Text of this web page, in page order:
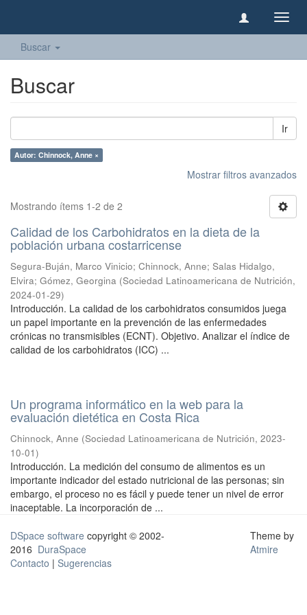
Buscar
Buscar
Ir
Autor: Chinnock, Anne ×
Mostrar filtros avanzados
Mostrando ítems 1-2 de 2
Calidad de los Carbohidratos en la dieta de la
población urbana costarricense
Segura-Buján, Marco Vinicio; Chinnock, Anne; Salas Hidalgo,
Elvira; Gómez, Georgina (Sociedad Latinoamericana de Nutrición,
2024-01-29)
Introducción. La calidad de los carbohidratos consumidos juega
un papel importante en la prevención de las enfermedades
crónicas no transmisibles (ECNT). Objetivo. Analizar el índice de
calidad de los carbohidratos (ICC) ...
Un programa informático en la web para la
evaluación dietética en Costa Rica
Chinnock, Anne (Sociedad Latinoamericana de Nutrición, 2023-
10-01)
Introducción. La medición del consumo de alimentos es un
importante indicador del estado nutricional de las personas; sin
embargo, el proceso no es fácil y puede tener un nivel de error
inaceptable. La incorporación de ...
DSpace software copyright © 2002-
2016 DuraSpace
Contacto | Sugerencias
Theme by
Atmire